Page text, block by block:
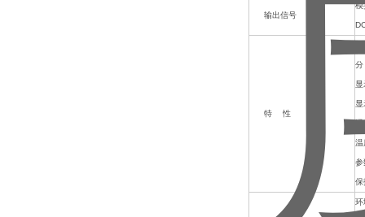
输出信号
模
特 性
分
温
参
保